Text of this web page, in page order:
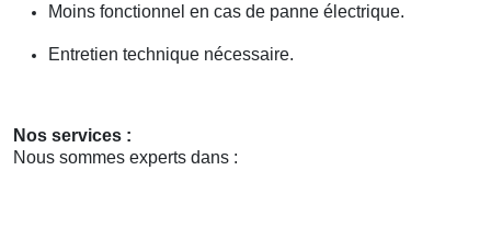
Moins fonctionnel en cas de panne électrique.
Entretien technique nécessaire.
Nos services :
Nous sommes experts dans :